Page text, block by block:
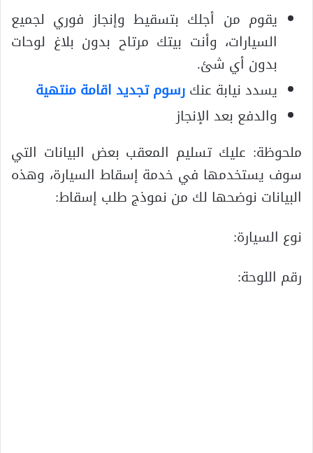
يقوم من أجلك بتسقيط وإنجاز فوري لجميع
السيارات، وأنت بيتك مرتاح بدون بلاغ لوحات
بدون أي شئ.
يسدد نيابة عنكرسوم تجديد اقامة منتهية
والدفع بعد الإنجاز
ملحوظة: عليك تسليم المعقب بعض البيانات التي
سوف يستخدمها في خدمة إسقاط السيارة، وهذه
البيانات نوضحها لك من نموذج طلب إسقاط:
نوع السيارة:
رقم اللوحة: